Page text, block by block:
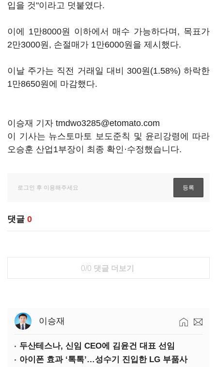
입을 것"이라고 덧붙였다.
이에 1만8000원 이하에서 매수 가능하다며, 목표가
2만3000원, 손절매가 1만6000원을 제시했다.
이날 주가는 직전 거래일 대비 300원(1.58%) 하락한
1만8650원에 마감했다.
이승재 기자 tmdwo3285@etomato.com
이 기사는 뉴스토마토 보도준칙 및 윤리강령에 따라
오승훈 산업1부장이 최종 확인·수정했습니다.
댓글 0
0/0 댓글 더보기
이승재
두산테스나, 신임 CEO에 김윤건 대표 선임
아이폰 효과 ‘톡톡’…성수기 진입한 LG 부품사